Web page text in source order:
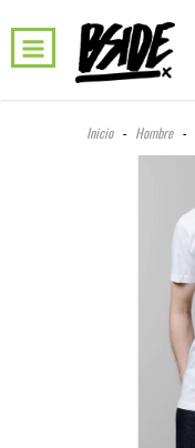
Inicio - Hombre -